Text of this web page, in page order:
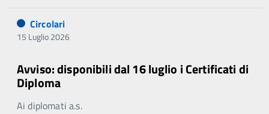
Circolari
15 Luglio 2026
Avviso: disponibili dal 16 luglio i Certificati di
Diploma
Ai diplomati a.s.